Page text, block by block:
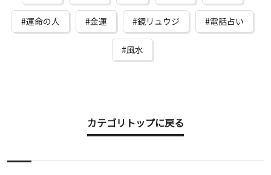
運命の人 金運 鏡リュウジ 電話占い
風水
カテゴリトップに戻る